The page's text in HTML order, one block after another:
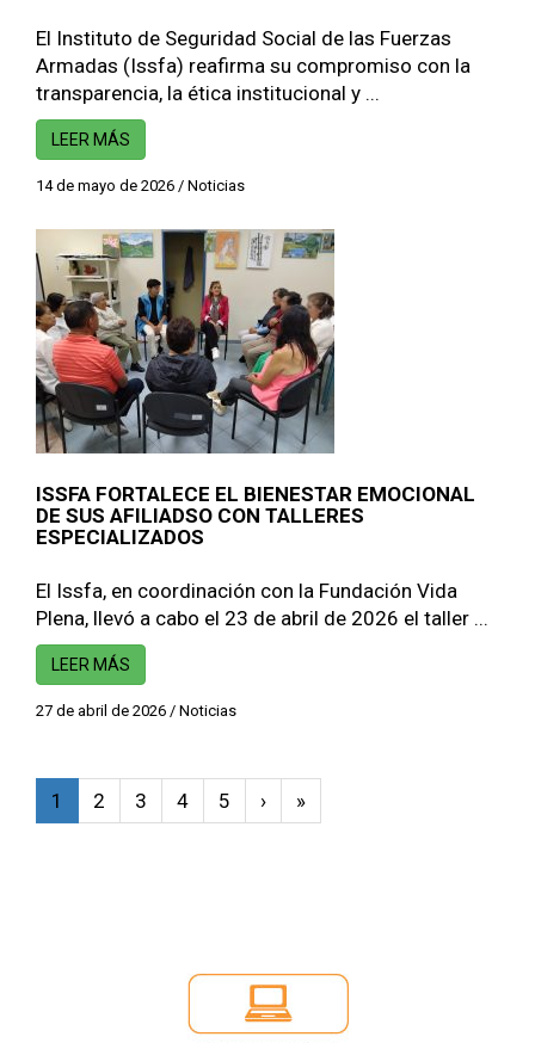
El Instituto de Seguridad Social de las Fuerzas
Armadas (Issfa) reafirma su compromiso con la
transparencia, la ética institucional y ...
LEER MÁS
14 de mayo de 2026 / Noticias
ISSFA FORTALECE EL BIENESTAR EMOCIONAL
DE SUS AFILIADSO CON TALLERES
ESPECIALIZADOS
El Issfa, en coordinación con la Fundación Vida
Plena, llevó a cabo el 23 de abril de 2026 el taller ...
LEER MÁS
27 de abril de 2026 / Noticias
1 2 3 4 5 › »